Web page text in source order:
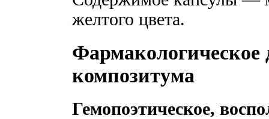
желтого цвета.
композитума
Гемопоэтическое,